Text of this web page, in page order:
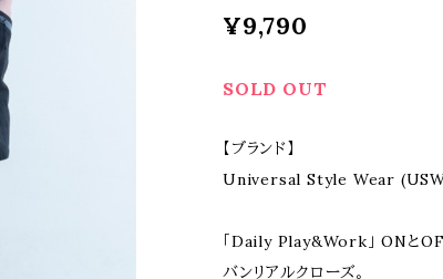
¥9,790
SOLD OUT
【ブランド】
Universal Style Wear
「Daily Play&Work」 ONと
バンリアルクローズ。